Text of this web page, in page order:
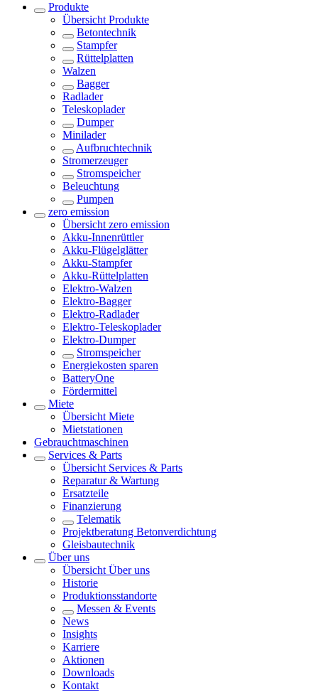
Produkte
Übersicht Produkte
Betontechnik
Stampfer
Rüttelplatten
Walzen
Bagger
Radlader
Teleskoplader
Dumper
Minilader
Aufbruchtechnik
Stromerzeuger
Stromspeicher
Beleuchtung
Pumpen
zero emission
Übersicht zero emission
Akku-Innenrüttler
Akku-Flügelglätter
Akku-Stampfer
Akku-Rüttelplatten
Elektro-Walzen
Elektro-Bagger
Elektro-Radlader
Elektro-Teleskoplader
Elektro-Dumper
Stromspeicher
Energiekosten sparen
BatteryOne
Fördermittel
Miete
Übersicht Miete
Mietstationen
Gebrauchtmaschinen
Services & Parts
Übersicht Services & Parts
Reparatur & Wartung
Ersatzteile
Finanzierung
Telematik
Projektberatung Betonverdichtung
Gleisbautechnik
Über uns
Übersicht Über uns
Historie
Produktionsstandorte
Messen & Events
News
Insights
Karriere
Aktionen
Downloads
Kontakt